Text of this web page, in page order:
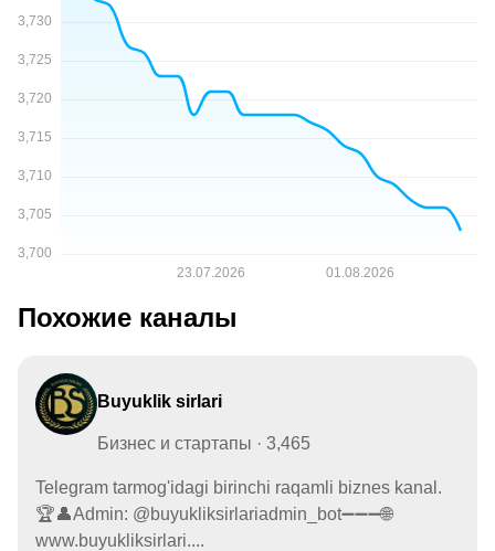
Похожие каналы
Buyuklik sirlari
Бизнес и стартапы · 3,465
Telegram tarmog'idagi birinchi raqamli biznes kanal.
🏆👤Admin: @buyukliksirlariadmin_bot➖➖➖🌐
www.buyukliksirlari....